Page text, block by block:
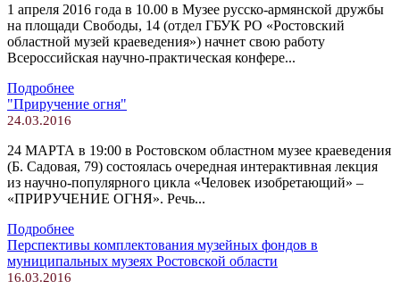
1 апреля 2016 года в 10.00 в Музее русско-армянской дружбы
на площади Свободы, 14 (отдел ГБУК РО «Ростовский
областной музей краеведения») начнет свою работу
Всероссийская научно-практическая конфере...
Подробнее
"Приручение огня"
24.03.2016
24 МАРТА в 19:00 в Ростовском областном музее краеведения
(Б. Садовая, 79) состоялась очередная интерактивная лекция
из научно-популярного цикла «Человек изобретающий» –
«ПРИРУЧЕНИЕ ОГНЯ». Речь...
Подробнее
Перспективы комплектования музейных фондов в
муниципальных музеях Ростовской области
16.03.2016